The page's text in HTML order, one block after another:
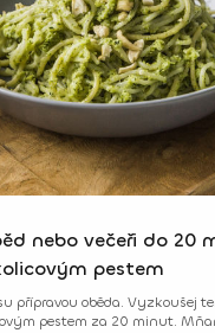
nebo večeři do 20
pestem
přípravou oběda. Vyzkoušej
pestem za 20 minut.